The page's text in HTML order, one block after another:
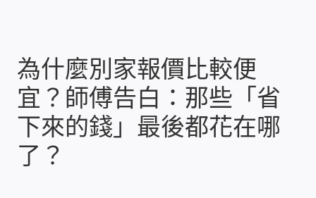
儀器設備
網路建置規劃維修-實績案例
弱電工程-實績案例
插卡計費
為什麼別家報價比較便
宜？師傅告白：那些「省
下來的錢」最後都花在哪
了？